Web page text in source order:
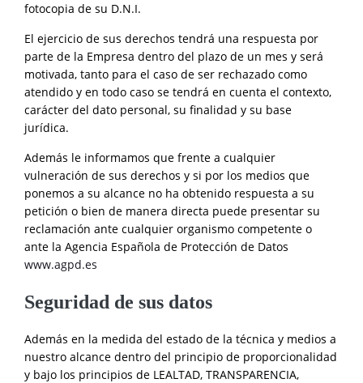
fotocopia de su D.N.I.
El ejercicio de sus derechos tendrá una respuesta por
parte de la Empresa dentro del plazo de un mes y será
motivada, tanto para el caso de ser rechazado como
atendido y en todo caso se tendrá en cuenta el contexto,
carácter del dato personal, su finalidad y su base
jurídica.
Además le informamos que frente a cualquier
vulneración de sus derechos y si por los medios que
ponemos a su alcance no ha obtenido respuesta a su
petición o bien de manera directa puede presentar su
reclamación ante cualquier organismo competente o
ante la Agencia Española de Protección de Datos
www.agpd.es
Seguridad de sus datos
Además en la medida del estado de la técnica y medios a
nuestro alcance dentro del principio de proporcionalidad
y bajo los principios de LEALTAD, TRANSPARENCIA,